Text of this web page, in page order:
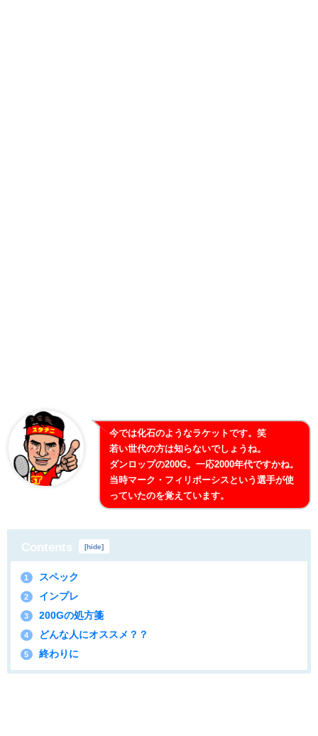
今では化石のようなラケットです。笑
若い世代の方は知らないでしょうね。
ダンロップの200G。一応2000年代ですかね。
当時マーク・フィリポーシスという選手が使
っていたのを覚えています。
Contents [hide]
1 スペック
2 インプレ
3 200Gの処方箋
4 どんな人にオススメ？？
5 終わりに